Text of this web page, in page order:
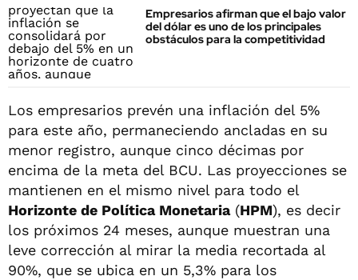
Empresarios afirman que el bajo valor
del dólar es uno de los principales
obstáculos para la competitividad
Los empresarios prevén una inflación del 5%
para este año, permaneciendo ancladas en su
menor registro, aunque cinco décimas por
encima de la meta del BCU. Las proyecciones se
mantienen en el mismo nivel para todo el
Horizonte de Política Monetaria(HPM), es decir
los próximos 24 meses, aunque muestran una
leve corrección al mirar la media recortada al
90%, que se ubica en un 5,3% para los